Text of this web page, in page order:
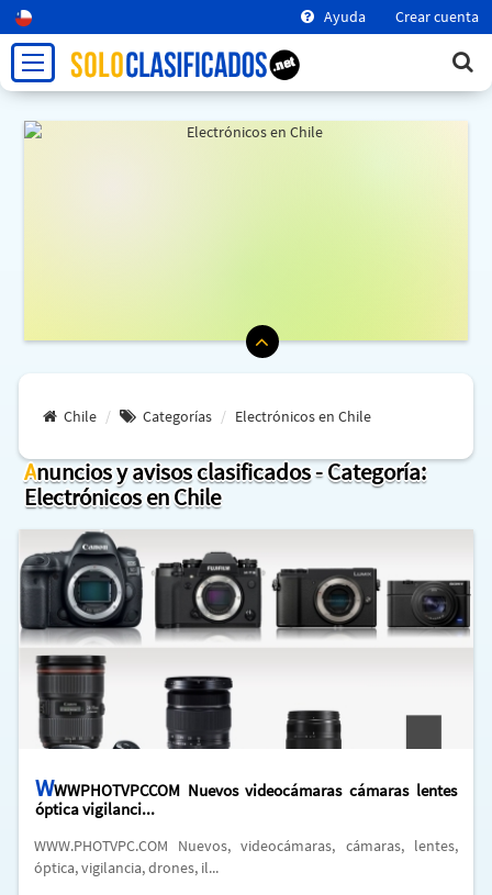
Ayuda Crear cuenta
Chile Categorías Electrónicos en Chile
Anuncios y avisos clasificados - Categoría:
Electrónicos en Chile
WWWPHOTVPCCOM Nuevos videocámaras cámaras lentes
óptica vigilanci...
WWW.PHOTVPC.COM Nuevos, videocámaras, cámaras, lentes,
óptica, vigilancia, drones, il...